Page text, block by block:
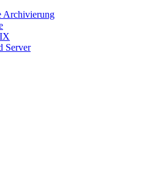
Archivierung
Server